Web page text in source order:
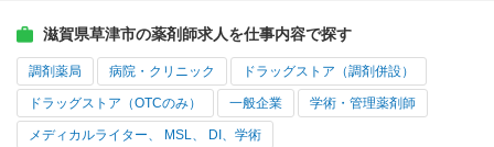
滋賀県草津市の薬剤師求人を仕事内容で探す
調剤薬局 病院・クリニック ドラッグストア（調剤併設）
ドラッグストア（OTCのみ） 一般企業 学術・管理薬剤師
メディカルライター、 MSL、 DI、学術